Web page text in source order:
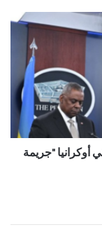
أوكرانيا "جريمة